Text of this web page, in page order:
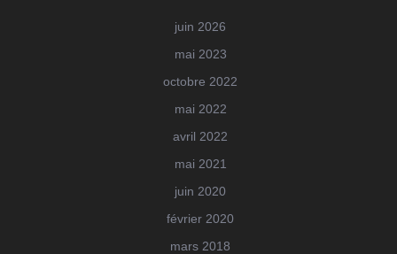
juin 2026
mai 2023
octobre 2022
mai 2022
avril 2022
mai 2021
juin 2020
février 2020
mars 2018